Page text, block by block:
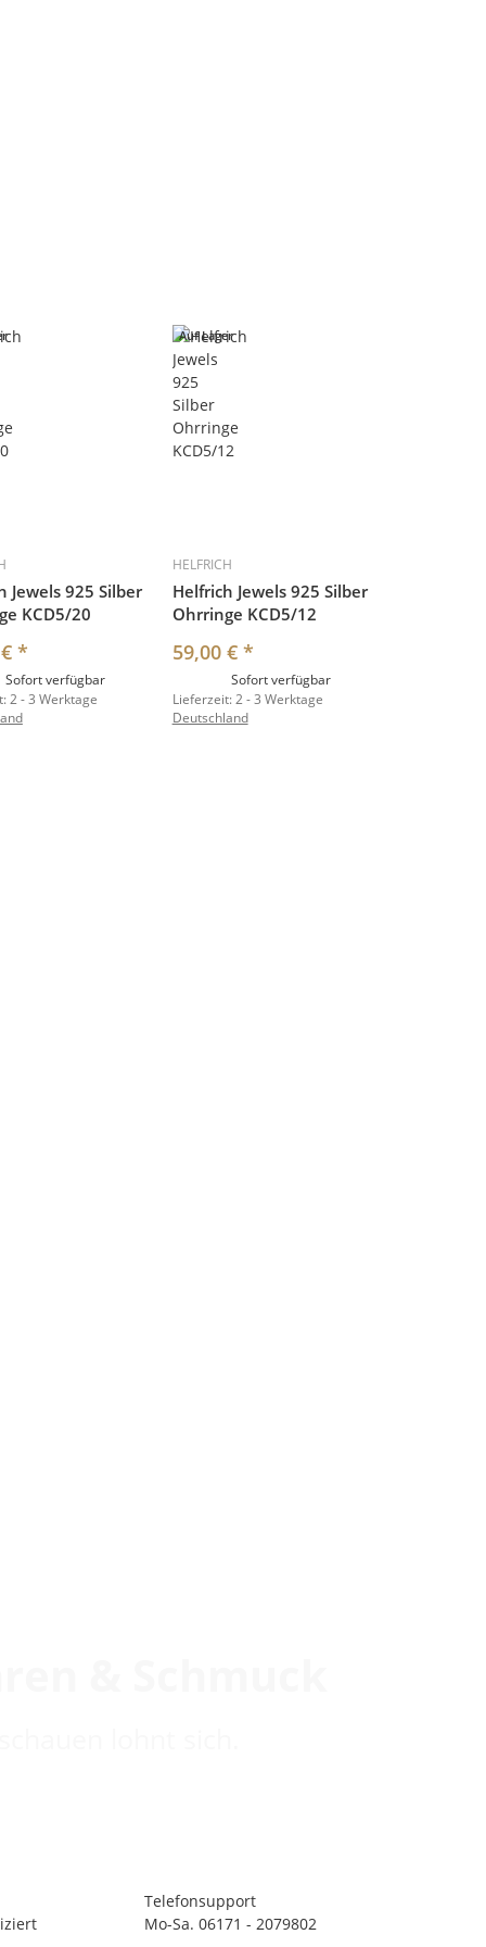
Jewels 925 Silber
KCD5/20
*
Sofort verfügbar
2 - 3 Werktage
Auf Lager
HELFRICH
Helfrich Jewels 925 Silber
Ohrringe KCD5/12
59,00 € *
Sofort verfügbar
Lieferzeit:2 - 3 Werktage
Deutschland
Telefonsupport
Mo-Sa. 06171 - 2079802